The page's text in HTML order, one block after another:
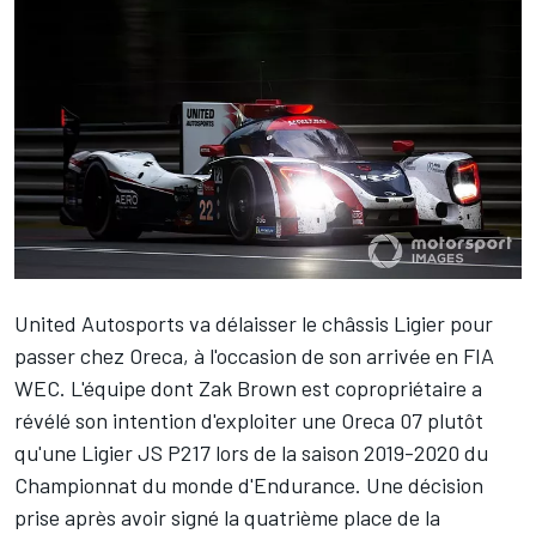
United Autosports va délaisser le châssis Ligier pour
passer chez Oreca, à l'occasion de son arrivée en FIA
WEC. L'équipe dont Zak Brown est copropriétaire a
révélé son intention d'exploiter une Oreca 07 plutôt
qu'une Ligier JS P217 lors de la saison 2019-2020 du
Championnat du monde d'Endurance. Une décision
prise après avoir signé la quatrième place de la